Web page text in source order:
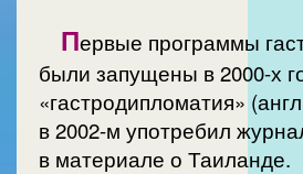
Первые программы
были запущены в 2000-х
«гастродипломатия»
в 2002-м употребил
в материале о Таиланде.